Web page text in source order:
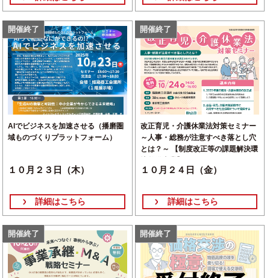
開催終了
AIでビジネスを加速させる（播磨圏
域ものづくりプラットフォーム）
１０月２３日（木）
詳細はこちら
開催終了
改正育児・介護休業法対策セミナー
～人事・総務が注意すべき落とし穴
とは？～ 【制度改正等の課題解決環
１０月２４日（金）
詳細はこちら
開催終了 開催終了